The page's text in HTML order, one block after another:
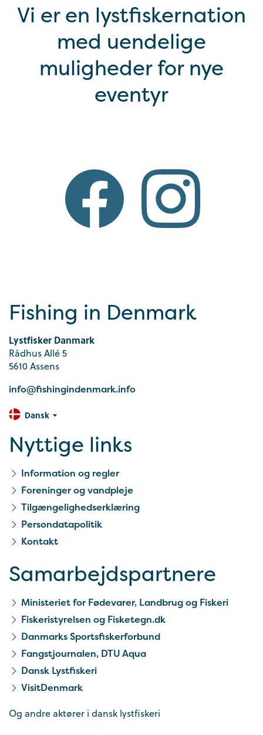
Vi er en lystfiskernation
med uendelige
muligheder for nye
eventyr
Fishing in Denmark
Lystfisker Danmark
Rådhus Allé 5
5610 Assens
info@fishingindenmark.info
Dansk
Nyttige links
Information og regler
Foreninger og vandpleje
Tilgængelighedserklæring
Persondatapolitik
Kontakt
Samarbejds­partnere
Ministeriet for Fødevarer, Landbrug og Fiskeri
Fiskeristyrelsen og Fisketegn.dk
Danmarks Sportsfiskerforbund
Fangstjournalen, DTU Aqua
Dansk Lystfiskeri
VisitDenmark
Og andre aktører i dansk lystfiskeri